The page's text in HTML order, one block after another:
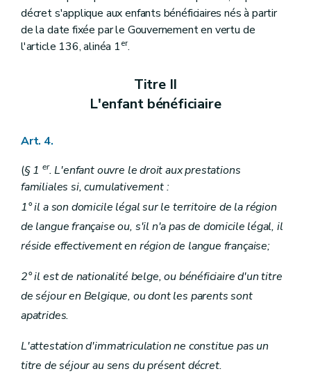
Titre XIII
Disposition commune à l'ancien régime et au nouveau régime
Art. 112
Titre IX Dispositions modificatives
Art. 113
Art. 117
Art. 118
Titre X
Art. 120
Art. 120/1
Art. 121
Art. 121
Art. 122
Art. 123
Art. 124
Art. 125
Art. 128
Art. 129
Art. 130
Art. 131
Art. 133
Art. 134
Art. 135
décret s'applique aux enfants bénéficiaires nés à partir
de la date fixée par le Gouvernement en vertu de
l'article 136, alinéa 1er.
Titre II
L'enfant bénéficiaire
Art. 4.
(§ 1er. L'enfant ouvre le droit aux prestations
familiales si, cumulativement :
1° il a son domicile légal sur le territoire de la région
de langue française ou, s'il n'a pas de domicile légal, il
réside effectivement en région de langue française;
2° il est de nationalité belge, ou bénéficiaire d'un titre
de séjour en Belgique, ou dont les parents sont
apatrides.
L'attestation d'immatriculation ne constitue pas un
titre de séjour au sens du présent décret.